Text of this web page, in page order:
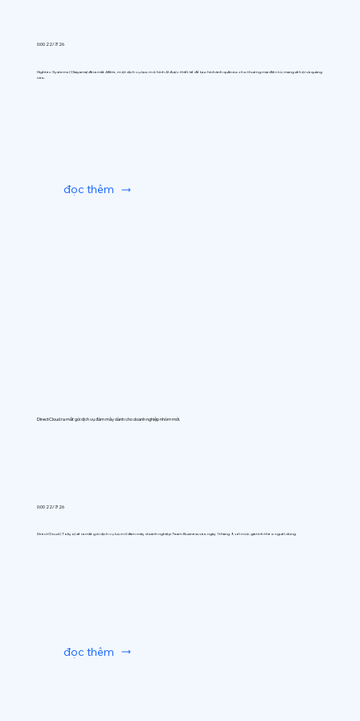
0:00 22/7/26
Hightec Systems (Okayama) đã ra mắt AIfitte, một dịch vụ tạo mô hình AI được thiết kế để tạo hình ảnh quần áo cho thương mại điện tử, mạng xã hội và quảng
cáo.
đọc thêm
DirectCloud ra mắt gói dịch vụ đám mây dành cho doanh nghiệp nhóm mới.
0:00 22/7/26
DirectCloud (Tokyo) sẽ ra mắt gói dịch vụ lưu trữ đám mây doanh nghiệp Team Business vào ngày 1 tháng 9, với mức giá tính theo người dùng.
đọc thêm